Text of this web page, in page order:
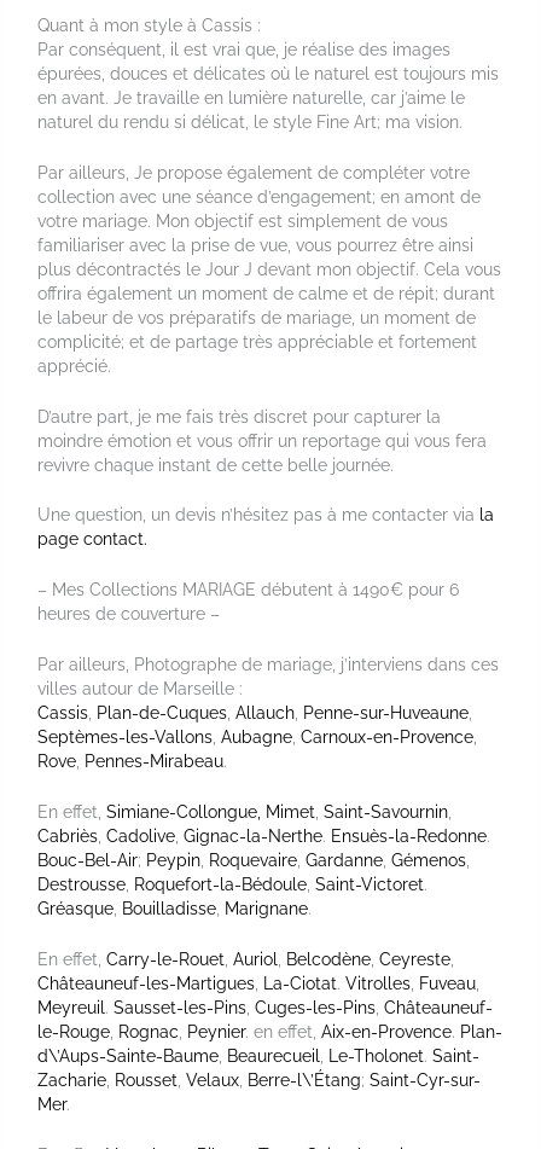
Quant à mon style à Cassis :
Par conséquent, il est vrai que, je réalise des images
épurées, douces et délicates où le naturel est toujours mis
en avant. Je travaille en lumière naturelle, car j’aime le
naturel du rendu si délicat, le style Fine Art; ma vision.
Par ailleurs, Je propose également de compléter votre
collection avec une séance d’engagement; en amont de
votre mariage. Mon objectif est simplement de vous
familiariser avec la prise de vue, vous pourrez être ainsi
plus décontractés le Jour J devant mon objectif. Cela vous
offrira également un moment de calme et de répit; durant
le labeur de vos préparatifs de mariage, un moment de
complicité; et de partage très appréciable et fortement
apprécié.
D’autre part, je me fais très discret pour capturer la
moindre émotion et vous offrir un reportage qui vous fera
revivre chaque instant de cette belle journée.
Une question, un devis n’hésitez pas à me contacter via la
page contact.
– Mes Collections MARIAGE débutent à 1490€ pour 6
heures de couverture –
Par ailleurs, Photographe de mariage, j’interviens dans ces
villes autour de Marseille :
Cassis Plan-de-Cuques ,Allauch Penne-sur-Huveaune
Septèmes-les-Vallons ,Aubagne ,Carnoux-en-Provence
Rove Pennes-Mirabeau.
En effet,Simiane-Collongue, Mimet ,Saint-Savournin
Cabriès ,Cadolive ,Gignac-la-Nerthe. Ensuès-la-Redonne.
Bouc-Bel-Air; Peypin Roquevaire ,Gardanne ,Gémenos
Destrousse Roquefort-la-Bédoule ,Saint-Victoret.
Gréasque Bouilladisse Marignane.
En effet,Carry-le-Rouet ,Auriol Belcodène ,Ceyreste
Châteauneuf-les-Martigues
La-Ciotat.Vitrolles Fuveau
Meyreuil .Sausset-les-Pins ,Cuges-les-Pins ,Châteauneuf-
le-Rouge Rognac Peynier. en effet,Aix-en-Provence. Plan-
d\’Aups-Sainte-Baume Beaurecueil Le-Tholonet.Saint-
Zacharie Rousset ,Velaux Berre-l\’Étang;Saint-Cyr-sur-
Mer.